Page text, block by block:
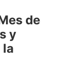
de
y
la